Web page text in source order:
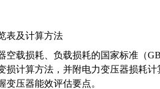
表及计算方法
空载损耗、负载损耗的国家标准（
损计算方法，并附电力变压器损耗
变压器能效评估要点。